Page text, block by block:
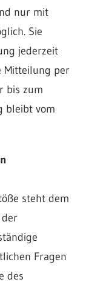
nur mit
Sie
jederzeit
Mitteilung per
bis zum
bleibt vom
steht dem
Fragen
des